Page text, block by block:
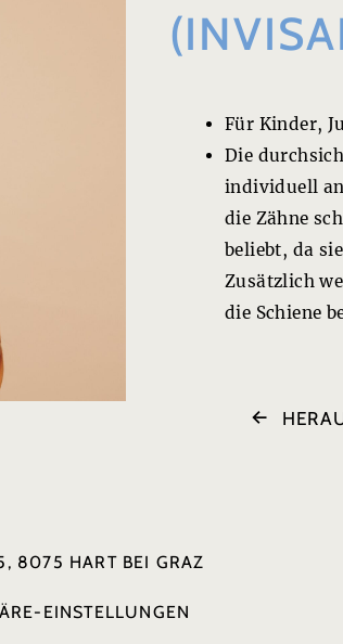
Für Kinder,
Die
individuell
die Zähne
beliebt, da
Zusätzlich
die Schiene
8075 HART BEI GRAZ
EINSTELLUNGEN